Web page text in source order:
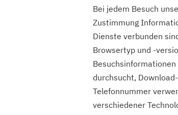
Bei jedem Besuch
Zustimmung
Dienste verbunden
Browsertyp und -
durchsucht,
Telefonnummer
verschiedener